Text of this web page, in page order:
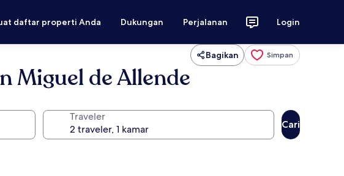
daftar properti Anda Dukungan Perjalanan Login
Bagikan Simpan
Miguel de Allende
Traveler
Cari